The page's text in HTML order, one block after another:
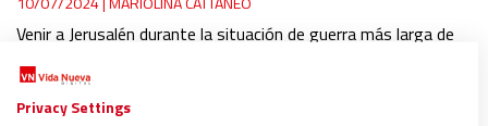
Venir a Jerusalén durante la situación de guerra más larga de
comprensible para muchos amigos. A pesar de haber llegado
Privacy Settings